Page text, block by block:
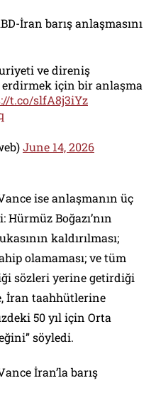
İran barış anlaşmasını
ve direniş
erdirmek için bir anlaşma
t.co/slfA8j3iYz
June 14, 2026
ise anlaşmanın üç
Boğazı’nın
kaldırılması;
olamaması; ve tüm
sözleri yerine getirdiği
İran taahhütlerine
50 yıl için Orta
söyledi.
İran’la barış